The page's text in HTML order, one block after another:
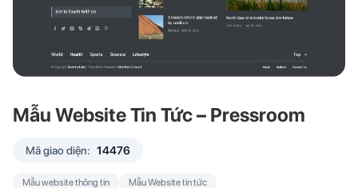
Mẫu Website Tin Tức – Pressroom
Mã giao diện: 14476
Mẫu website thông tin Mẫu Website tin tức